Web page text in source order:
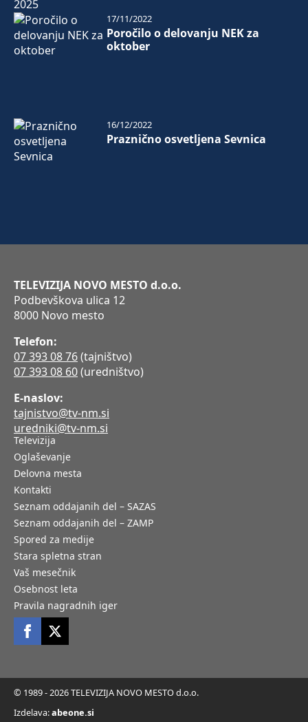
Poročilo o delovanju NEK za
oktober
17/11/2022
Praznično osvetljena Sevnica
16/12/2022
TELEVIZIJA NOVO MESTO d.o.o.
Podbevškova ulica 12
8000 Novo mesto
Telefon:
07 393 08 76(tajništvo)
07 393 08 60(uredništvo)
E-naslov:
tajnistvo@tv-nm.si
uredniki@tv-nm.si
Televizija
Oglaševanje
Delovna mesta
Kontakti
Seznam oddajanih del – SAZAS
Seznam oddajanih del – ZAMP
Spored za medije
Stara spletna stran
Vaš mesečnik
Osebnost leta
Pravila nagradnih iger
© 1989 - 2026 TELEVIZIJA NOVO MESTO d.o.o.
Izdelava:abeone.si